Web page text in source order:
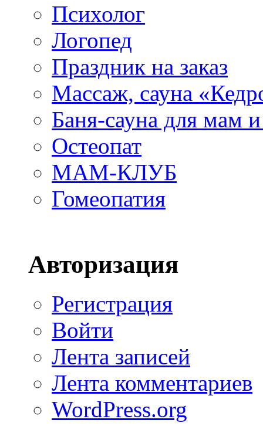
Психолог
Логопед
Праздник на заказ
Массаж, сауна
Баня-сауна для мам
Остеопат
МАМ-КЛУБ
Гомеопатия
Авторизация
Регистрация
Войти
Лента записей
Лента комментариев
WordPress.org